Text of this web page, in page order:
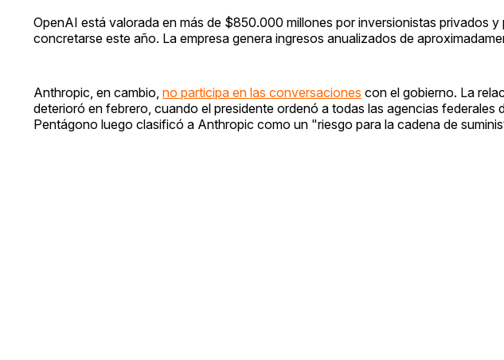
OpenAI está valorada en más de $850.000 millones por inversionistas privados
concretarse este año. La empresa genera ingresos anualizados de
Anthropic, en cambio, no participa en las conversaciones con el gobierno. La
deterioró en febrero, cuando el presidente ordenó a todas las agencias federales
Pentágono luego clasificó a Anthropic como un "riesgo para la cadena de